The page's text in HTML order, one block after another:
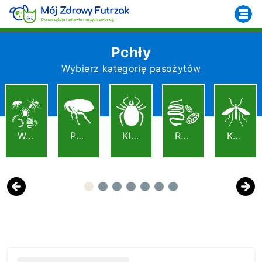
Pchły
Wybierz kategorię pasożytów
Previous
Wszystkie Pchły Kleszcze Robaki Komary
Next